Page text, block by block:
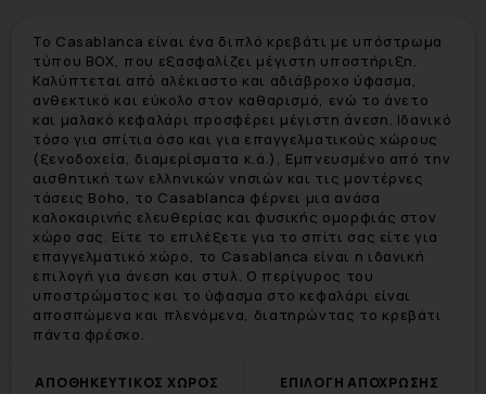
Το Casablanca είναι ένα διπλό κρεβάτι με υπόστρωμα
τύπου BOX, που εξασφαλίζει μέγιστη υποστήριξη.
Καλύπτεται από αλέκιαστο και αδιάβροχο ύφασμα,
ανθεκτικό και εύκολο στον καθαρισμό, ενώ το άνετο
και μαλακό κεφαλάρι προσφέρει μέγιστη άνεση. Ιδανικό
τόσο για σπίτια όσο και για επαγγελματικούς χώρους
(ξενοδοχεία, διαμερίσματα κ.ά.), Εμπνευσμένο από την
αισθητική των ελληνικών νησιών και τις μοντέρνες
τάσεις Boho, το Casablanca φέρνει μια ανάσα
καλοκαιρινής ελευθερίας και φυσικής ομορφιάς στον
χώρο σας. Είτε το επιλέξετε για το σπίτι σας είτε για
επαγγελματικό χώρο, το Casablanca είναι η ιδανική
επιλογή για άνεση και στυλ. Ο περίγυρος του
υποστρώματος και το ύφασμα στο κεφαλάρι είναι
αποσπώμενα και πλενόμενα, διατηρώντας το κρεβάτι
πάντα φρέσκο.
ΑΠΟΘΗΚΕΥΤΙΚΟΣ ΧΩΡΟΣ ΕΠΙΛΟΓΗ ΑΠΟΧΡΩΣΗΣ